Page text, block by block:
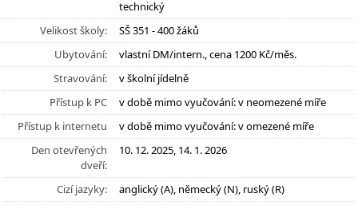
technický
Velikost školy:
SŠ 351 - 400 žáků
Ubytování:
vlastní DM/intern., cena 1200 Kč/měs.
Stravování:
v školní jídelně
Přístup k PC
v době mimo vyučování: v neomezené míře
Přístup k internetu
v době mimo vyučování: v omezené míře
Den otevřených
dveří:
10. 12. 2025, 14. 1. 2026
Cizí jazyky:
anglický (A), německý (N), ruský (R)